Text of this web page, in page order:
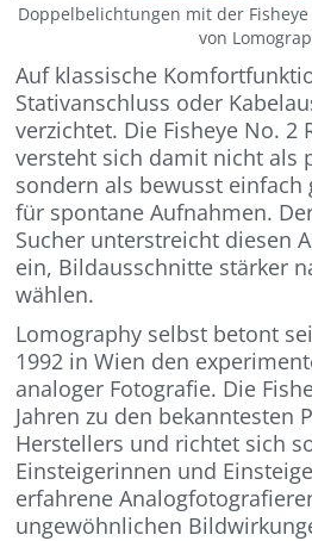
Doppelbelichtungen mit der
von
Auf klassische
Stativanschluss oder
verzichtet. Die Fisheye No. 2
versteht sich damit nicht als
sondern als bewusst einfach
für spontane Aufnahmen.
Sucher unterstreicht diesen
ein, Bildausschnitte stärker
wählen.
Lomography selbst betont
1992 in Wien den
analoger Fotografie. Die
Jahren zu den bekanntesten
Herstellers und richtet sich
Einsteigerinnen und
erfahrene
ungewöhnlichen